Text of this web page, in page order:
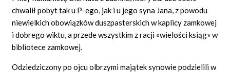
chwalił pobyt tak u P-ego, jak i u jego syna Jana, z powodu
niewielkich obowiązków duszpasterskich w kaplicy zamkowej
i dobrego wiktu, a przede wszystkim z racji «wielości ksiąg» w
bibliotece zamkowej.
Odziedziczony po ojcu olbrzymi majątek synowie podzielili w